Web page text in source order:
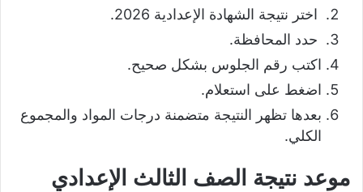
اختر نتيجة الشهادة الإعدادية 2026.
حدد المحافظة.
اكتب رقم الجلوس بشكل صحيح.
اضغط على استعلام.
بعدها تظهر النتيجة متضمنة درجات المواد والمجموع
الكلي.
موعد نتيجة الصف الثالث الإعدادي